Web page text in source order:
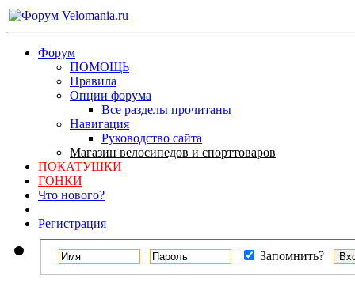
Форум
ПОМОЩЬ
Правила
Опции форума
Все разделы прочитаны
Навигация
Руководство сайта
Магазин велосипедов и спорттоваров
ПОКАТУШКИ
ГОНКИ
Что нового?
Регистрация
Запомнить?